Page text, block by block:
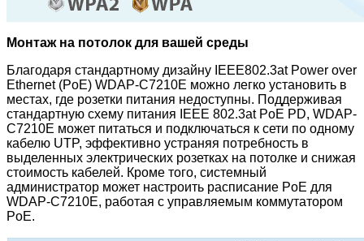
Монтаж на потолок для вашей среды
Благодаря стандартному дизайну IEEE802.3at Power over
Ethernet (PoE) WDAP-C7210E можно легко установить в
местах, где розетки питания недоступны. Поддерживая
стандартную схему питания IEEE 802.3at PoE PD, WDAP-
C7210E может питаться и подключаться к сети по одному
кабелю UTP, эффективно устраняя потребность в
выделенных электрических розетках на потолке и снижая
стоимость кабелей. Кроме того, системный
администратор может настроить расписание PoE для
WDAP-C7210E, работая с управляемым коммутатором
PoE.